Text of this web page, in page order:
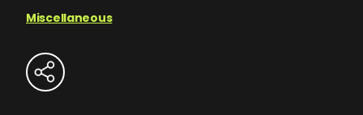
Miscellaneous